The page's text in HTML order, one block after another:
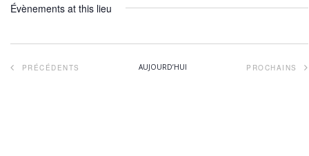
Évènements at this lieu
ÉVÈNEMENTS
PRÉCÉDENTS AUJOURD’HUI
PROCHAINS